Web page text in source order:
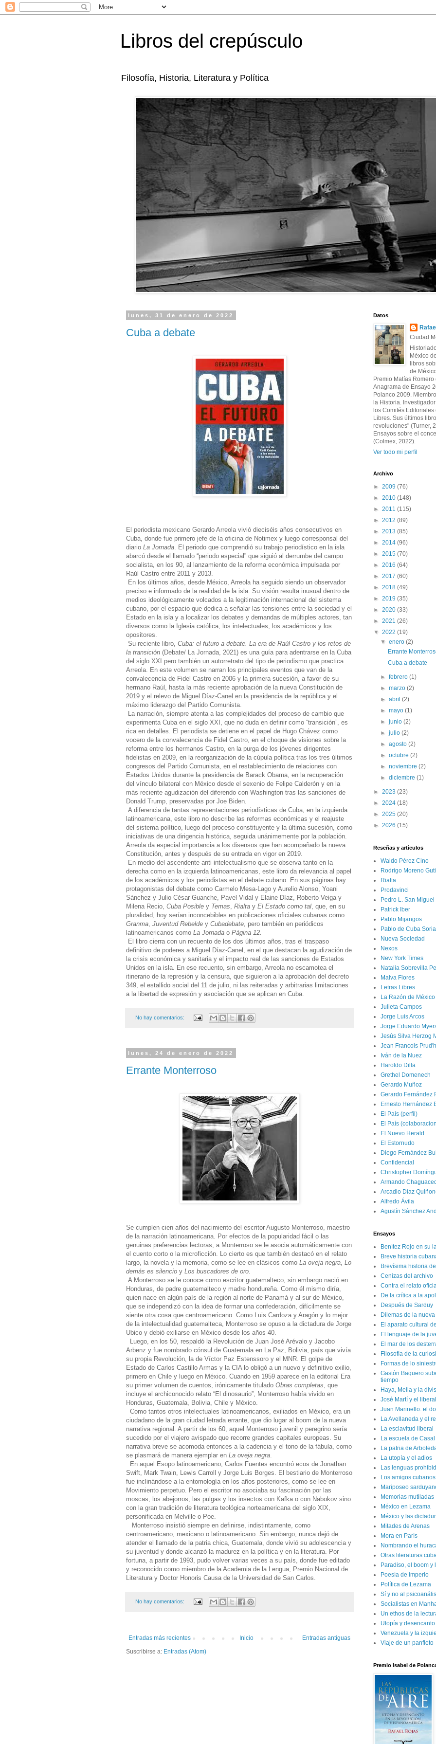
Libros del crepúsculo
Filosofía, Historia, Literatura y Política
lunes, 31 de enero de 2022
Cuba a debate
El periodista mexicano Gerardo Arreola vivió dieciséis años consecutivos en
Cuba, donde fue primero jefe de la oficina de Notimex y luego corresponsal del
diario La Jornada . El periodo que comprendió su trabajo periodístico en la isla
abarcó desde el llamado “periodo especial” que siguió al derrumbe del campo
socialista, en los 90, al lanzamiento de la reforma económica impulsada por
Raúl Castro entre 2011 y 2013.
En los últimos años, desde México, Arreola ha seguido siendo un observador
preciso e informado de la realidad de la isla. Su visión resulta inusual dentro de
medios ideológicamente volcados a la legitimación internacional del sistema
cubano, por el espacio que dedica a señalar las tensiones entre la sociedad y el
Estado en la isla y a localizar los debates y demandas de múltiples actores, tan
diversos como la Iglesia católica, los intelectuales, los académicos y los
opositores.
Su reciente libro, Cuba: el futuro a debate. La era de Raúl Castro y los retos de
la transición (Debate/ La Jornada, 2021) es una guía para adentrarse en la Cuba
del siglo XXI pero también un autorretrato del tipo de periodismo que practica
Arreola. En este volumen se narran los principales eventos que van de la
convalecencia de Fidel Castro en 2006 y la primera sucesión, a favor de su
hermano Raúl, hasta la más reciente aprobación de la nueva Constitución de
2019 y el relevo de Miguel Díaz-Canel en la presidencia de la república y el
máximo liderazgo del Partido Comunista.
La narración, siempre atenta a las complejidades del proceso de cambio que
experimenta Cuba en el siglo XXI, que no duda en definir como “transición”, es
rica en detalles. El periodista se detiene en el papel de Hugo Chávez como
vocero de la convalecencia de Fidel Castro, en el choque de visiones sobre la
reforma entre los hermanos Castro, en la purga de los jóvenes dirigentes
fidelistas en 2009, en la reorganización de la cúpula política tras los tres últimos
congresos del Partido Comunista, en el restablecimiento de relaciones con
Estados Unidos durante la presidencia de Barack Obama, en la recuperación
del vínculo bilateral con México desde el sexenio de Felipe Calderón y en la
más reciente agudización del diferendo con Washington tras las sanciones de
Donald Trump, preservadas por Joe Biden.
A diferencia de tantas representaciones periodísticas de Cuba, en la izquierda
latinoamericana, este libro no describe las reformas económicas y el reajuste
del sistema político, luego del proceso constituyente y la última sucesión, como
iniciativas de una dirigencia histórica, seguida unánimemente por la población.
Arreola da especial importancia a los disensos que han acompañado la nueva
Constitución, antes y después de su entrada en vigor en 2019.
En medio del ascendente anti-intelectualismo que se observa tanto en la
derecha como en la izquierda latinoamericanas, este libro da relevancia al papel
de los académicos y los periodistas en el debate cubano. En sus páginas hay
protagonistas del debate como Carmelo Mesa-Lago y Aurelio Alonso, Yoani
Sánchez y Julio César Guanche, Pavel Vidal y Elaine Díaz, Roberto Veiga y
Milena Recio, Cuba Posible y Temas Rialta y El Estado como tal , que, en su
pluralidad, hoy serían inconcebibles en publicaciones oficiales cubanas como
Granma Juventud Rebelde y Cubadebate , pero también en periódicos
latinoamericanos como La Jornada o Página 12.
El libro cierra con un recuento de los dos últimos años, tras el traspaso
definitivo de poderes a Miguel Díaz-Canel, en el que destacan la agudización de
la crisis económica y sanitaria y el impacto real de las sanciones de Estados
Unidos en la isla. En ese recuento, sin embargo, Arreola no escamotea el
itinerario de la represión y la censura, que siguieron a la aprobación del decreto
349, el estallido social del 11 de julio, ni las reiteradas y arbitrarias limitaciones
a la libertad de expresión y asociación que se aplican en Cuba.
No hay comentarios:
lunes, 24 de enero de 2022
Errante Monterroso
Se cumplen cien años del nacimiento del escritor Augusto Monterroso, maestro
de la narración latinoamericana. Por efectos de la popularidad fácil o las
genuinas preferencias lectoras, a Monterroso se le asocia automáticamente con
el cuento corto o la microficción. Lo cierto es que también destacó en el relato
largo, la novela y la memoria, como se lee en clásicos como La oveja negra Lo
demás es silencio y Los buscadores de oro
A Monterroso se le conoce como escritor guatemalteco, sin embargo nació en
Honduras, de padre guatemalteco y madre hondureña. Como él mismo diría,
quien nace en algún país de la región al norte de Panamá y al sur de México,
que se independizó con la idea de formar una confederación, difícilmente se
siente otra cosa que centroamericano. Como Luis Cardoza y Aragón y lo mejor
de la intelectualidad guatemalteca, Monterroso se opuso a la dictadura de Jorge
Ubico y debió exiliarse en México desde los años 40.
Luego, en los 50, respaldó la Revolución de Juan José Arévalo y Jacobo
Arbenz y fue nombrado cónsul de Guatemala en La Paz, Bolivia, país que vivía
su propia Revolución, la de Víctor Paz Estenssoro y el MNR. El golpe de
Estado de Carlos Castillo Armas y la CIA lo obligó a un nuevo y definitivo exilio,
primero en Chile y luego en México. Cuando en 1959 aparece en la editorial Era
su primer volumen de cuentos, irónicamente titulado Obras completas , que
incluye el archiconocido relato “El dinosaurio”, Monterroso había vivido en
Honduras, Guatemala, Bolivia, Chile y México.
Como tantos otros intelectuales latinoamericanos, exiliados en México, era un
ciudadano de la gran ciudad letrada errante, que dio lugar al boom de la nueva
narrativa regional. A partir de los 60, aquel Monterroso juvenil y peregrino sería
sucedido por el viajero avispado que recorre grandes capitales europeas. Su
narrativa breve se acomoda entonces a la cadencia y el tono de la fábula, como
se plasmará de manera ejemplar en La oveja negra
En aquel Esopo latinoamericano, Carlos Fuentes encontró ecos de Jonathan
Swift, Mark Twain, Lewis Carroll y Jorge Luis Borges. El bestiario de Monterroso
fue inclinándose a la entomología en los años posteriores, como se lee en
Movimiento perpetuo. Pero el escritor no asociaba su fascinación por las
moscas, los abejorros, las pulgas y los insectos con Kafka o con Nabokov sino
con la gran tradición de literatura teológica norteamericana del siglo XIX,
personificada en Melville o Poe.
Monterroso insistió siempre en definirse, indistintamente, como
centroamericano, mexicano o latinoamericano. Sin embargo, nunca dejó de
atender el llamado de la patria chica, Guatemala, donde vivió su adolescencia y
su juventud y donde alcanzó la madurez en la política y en la literatura. Por
fortuna, a partir de 1993, pudo volver varias veces a su país, donde fue editado
y reconocido como miembro de la Academia de la Lengua, Premio Nacional de
Literatura y Doctor Honoris Causa de la Universidad de San Carlos.
No hay comentarios:
Entradas más recientes Entradas antiguas
Inicio
Suscribirse a: Entradas (Atom)
Datos
Ciudad
México
libros
de
Premio Matías
Anagrama de Ensayo
Polanco 2009.
la Historia.
los Comités
Libres. Sus últimos
revoluciones" (Turner,
Ensayos sobre el
(Colmex, 2022).
Ver todo mi perfil
Archivo
► 2009 (76)
► 2010 (148)
► 2011 (115)
► 2012 (89)
► 2013 (85)
► 2014 (96)
► 2015 (70)
► 2016 (64)
► 2017 (60)
► 2018 (49)
► 2019 (35)
► 2020 (33)
► 2021 (26)
▼ 2022 (19)
▼enero(2)
Errante
Cuba a debate
►febrero(1)
►marzo(2)
►abril(2)
►mayo(1)
►junio(2)
►julio(2)
►agosto(2)
►octubre(2)
►noviembre(2)
►diciembre(1)
► 2023 (23)
► 2024 (18)
► 2025 (20)
► 2026 (15)
Reseñas y artículos
Waldo Pérez Cino
Rodrigo Moreno
Rialta
Prodavinci
Pedro L. San Miguel
Patrick Iber
Pablo Mijangos
Pablo de Cuba Soria
Nueva Sociedad
Nexos
New York Times
Natalia Sobrevilla
Malva Flores
Letras Libres
La Razón de México
Julieta Campos
Jorge Luis Arcos
Jorge Eduardo
Jesús Silva Herzog
Jean Francois
Iván de la Nuez
Haroldo Dilla
Grethel Domenech
Gerardo Muñoz
Gerardo Fernández
Ernesto Hernández
El País (perfil)
El País
El Nuevo Herald
El Estornudo
Diego Fernández
Confidencial
Christopher
Armando
Arcadio Díaz
Alfredo Ávila
Agustín Sánchez
Ensayos
Benítez Rojo en su
Breve historia
Brevísima historia
Cenizas del archivo
Contra el relato
De la crítica a la
Después de Sarduy
Dilemas de la
El aparato cultural
El lenguaje de la
El mar de los
Filosofía de la
Formas de lo
Gastón Baquero
tiempo
Haya, Mella y la
José Martí y el
Juan Marinello: el
La Avellaneda y el
La esclavitud liberal
La escuela de Casal
La patria de
La utopía y el adios
Las lenguas
Los amigos
Mariposeo
Memorias mutiladas
México en Lezama
México y las
Mitades de Arenas
Mora en París
Nombrando el
Otras literaturas
Paradiso, el boom y
Poesía de imperio
Política de Lezama
Sí y no al
Socialistas en
Un ethos de la
Utopía y
Venezuela y la
Viaje de un panfleto
Premio Isabel de